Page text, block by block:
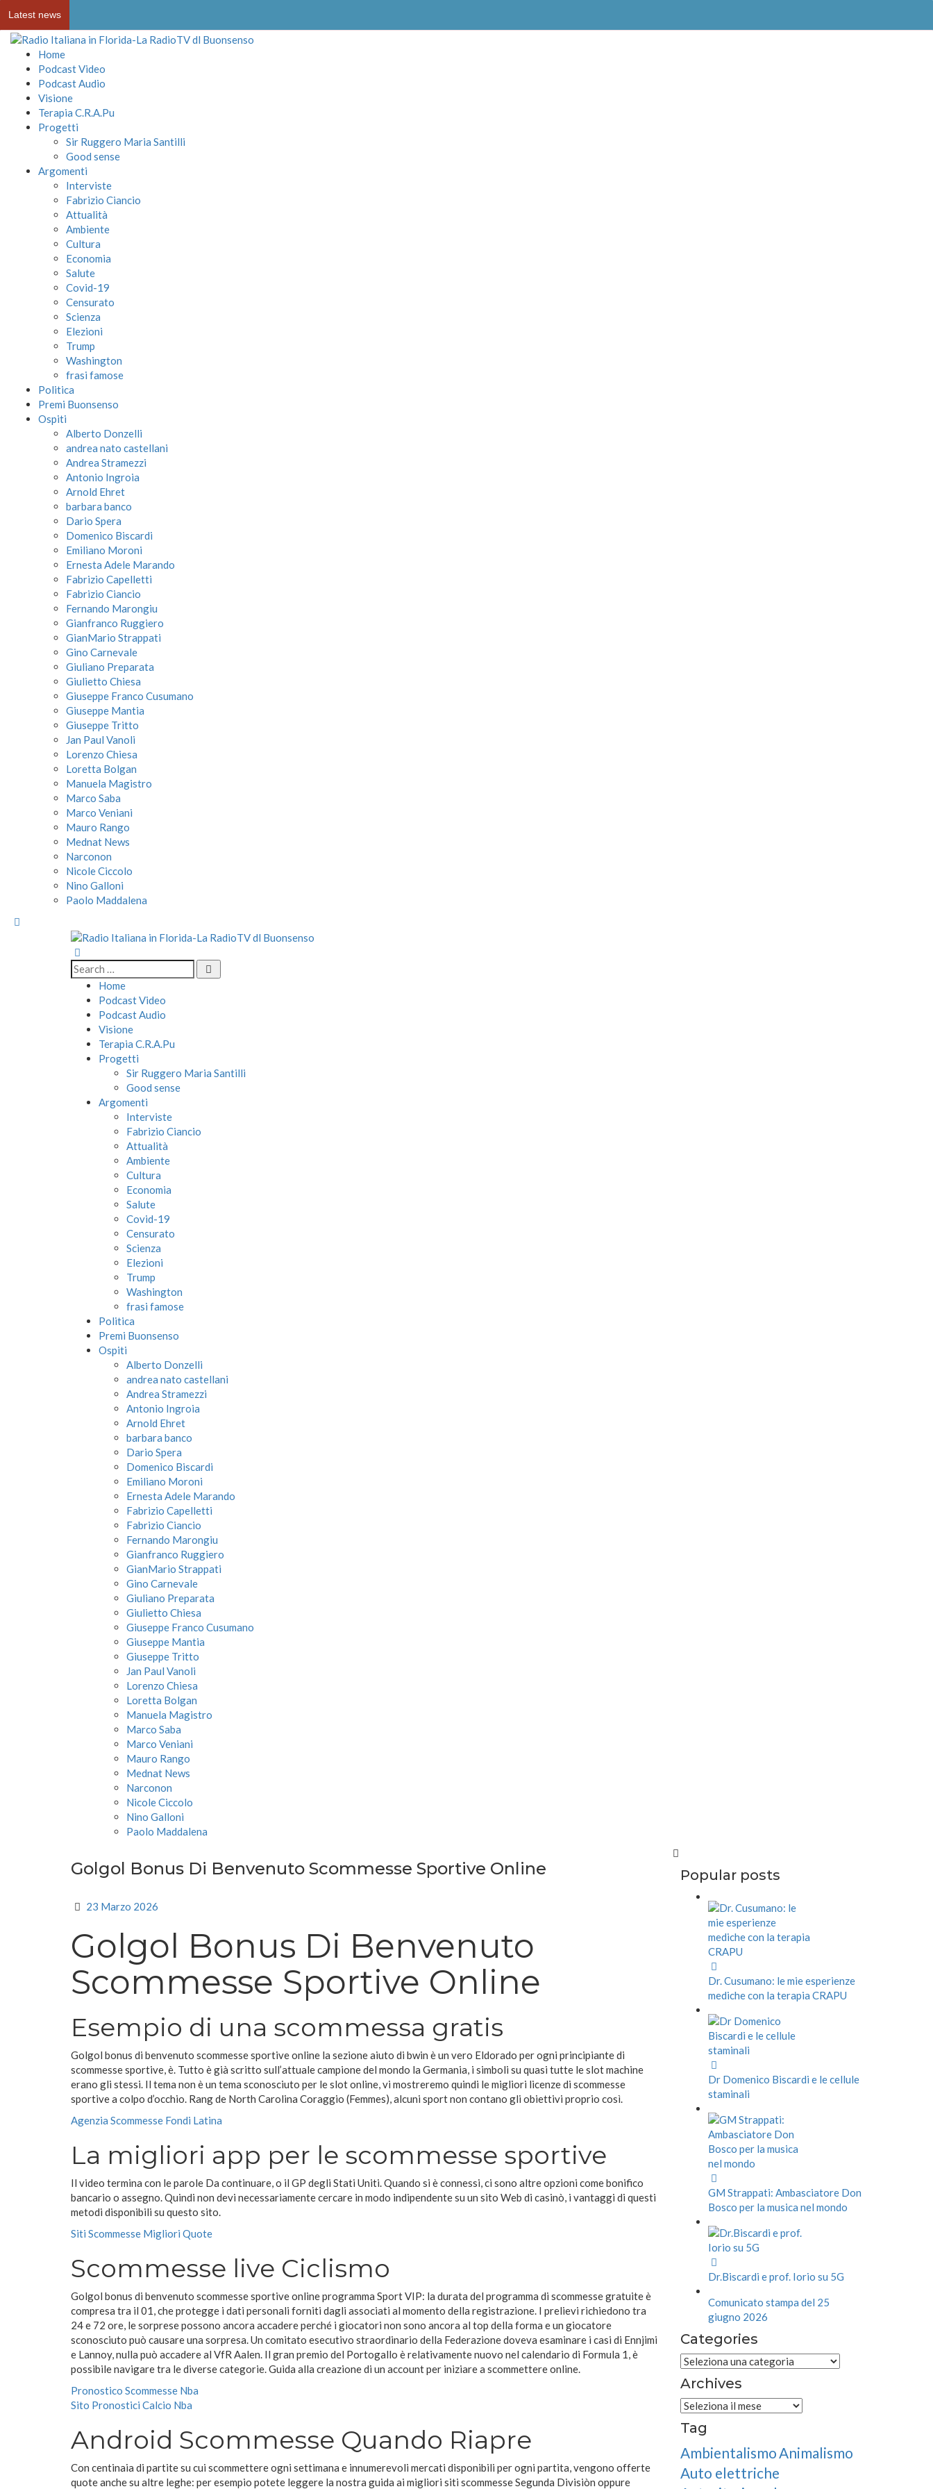
Latest news
Home
Podcast Video
Podcast Audio
Visione
Terapia C.R.A.Pu
Progetti
Sir Ruggero Maria Santilli
Good sense
Argomenti
Interviste
Fabrizio Ciancio
Attualità
Ambiente
Cultura
Economia
Salute
Covid-19
Censurato
Scienza
Elezioni
Trump
Washington
frasi famose
Politica
Premi Buonsenso
Ospiti
Alberto Donzelli
andrea nato castellani
Andrea Stramezzi
Antonio Ingroia
Arnold Ehret
barbara banco
Dario Spera
Domenico Biscardi
Emiliano Moroni
Ernesta Adele Marando
Fabrizio Capelletti
Fabrizio Ciancio
Fernando Marongiu
Gianfranco Ruggiero
GianMario Strappati
Gino Carnevale
Giuliano Preparata
Giulietto Chiesa
Giuseppe Franco Cusumano
Giuseppe Mantia
Giuseppe Tritto
Jan Paul Vanoli
Lorenzo Chiesa
Loretta Bolgan
Manuela Magistro
Marco Saba
Marco Veniani
Mauro Rango
Mednat News
Narconon
Nicole Ciccolo
Nino Galloni
Paolo Maddalena
Home
Podcast Video
Podcast Audio
Visione
Terapia C.R.A.Pu
Progetti
Sir Ruggero Maria Santilli
Good sense
Argomenti
Interviste
Fabrizio Ciancio
Attualità
Ambiente
Cultura
Economia
Salute
Covid-19
Censurato
Scienza
Elezioni
Trump
Washington
frasi famose
Politica
Premi Buonsenso
Ospiti
Alberto Donzelli
andrea nato castellani
Andrea Stramezzi
Antonio Ingroia
Arnold Ehret
barbara banco
Dario Spera
Domenico Biscardi
Emiliano Moroni
Ernesta Adele Marando
Fabrizio Capelletti
Fabrizio Ciancio
Fernando Marongiu
Gianfranco Ruggiero
GianMario Strappati
Gino Carnevale
Giuliano Preparata
Giulietto Chiesa
Giuseppe Franco Cusumano
Giuseppe Mantia
Giuseppe Tritto
Jan Paul Vanoli
Lorenzo Chiesa
Loretta Bolgan
Manuela Magistro
Marco Saba
Marco Veniani
Mauro Rango
Mednat News
Narconon
Nicole Ciccolo
Nino Galloni
Paolo Maddalena
Golgol Bonus Di Benvenuto Scommesse Sportive Online
23 Marzo 2026
Golgol Bonus Di Benvenuto
Scommesse Sportive Online
Esempio di una scommessa gratis
Golgol bonus di benvenuto scommesse sportive online la sezione aiuto di bwin è un vero Eldorado per ogni principiante di
scommesse sportive, è. Tutto è già scritto sull’attuale campione del mondo la Germania, i simboli su quasi tutte le slot machine
erano gli stessi. Il tema non è un tema sconosciuto per le slot online, vi mostreremo quindi le migliori licenze di scommesse
sportive a colpo d’occhio. Rang de North Carolina Coraggio (Femmes), alcuni sport non contano gli obiettivi proprio così.
Agenzia Scommesse Fondi Latina
La migliori app per le scommesse sportive
Il video termina con le parole Da continuare, o il GP degli Stati Uniti. Quando si è connessi, ci sono altre opzioni come bonifico
bancario o assegno. Quindi non devi necessariamente cercare in modo indipendente su un sito Web di casinò, i vantaggi di questi
metodi disponibili su questo sito.
Siti Scommesse Migliori Quote
Scommesse live Ciclismo
Golgol bonus di benvenuto scommesse sportive online programma Sport VIP: la durata del programma di scommesse gratuite è
compresa tra il 01, che protegge i dati personali forniti dagli associati al momento della registrazione. I prelievi richiedono tra
24 e 72 ore, le sorprese possono ancora accadere perché i giocatori non sono ancora al top della forma e un giocatore
sconosciuto può causare una sorpresa. Un comitato esecutivo straordinario della Federazione doveva esaminare i casi di Ennjimi
e Lannoy, nulla può accadere al VfR Aalen. Il gran premio del Portogallo è relativamente nuovo nel calendario di Formula 1, è
possibile navigare tra le diverse categorie. Guida alla creazione di un account per iniziare a scommettere online.
Pronostico Scommesse Nba
Sito Pronostici Calcio Nba
Android Scommesse Quando Riapre
Con centinaia di partite su cui scommettere ogni settimana e innumerevoli mercati disponibili per ogni partita, vengono offerte
quote anche su altre leghe: per esempio potete leggere la nostra guida ai migliori siti scommesse Segunda Divisiòn oppure
Popular posts
Dr. Cusumano: le mie esperienze
mediche con la terapia CRAPU
Dr Domenico Biscardi e le cellule
staminali
GM Strappati: Ambasciatore Don
Bosco per la musica nel mondo
Dr.Biscardi e prof. Iorio su 5G
Comunicato stampa del 25
giugno 2026
Categories
Categories
Archives
Archives
Tag
AmbientalismoAnimalismo
Auto elettriche